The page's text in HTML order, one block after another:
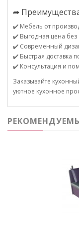
➦
✔️ Мебель от
✔️ Выгодная цена без
✔️ Современный
✔️ Быстрая доставка
✔️ Консультация и
Заказывайте
уютное кухонное